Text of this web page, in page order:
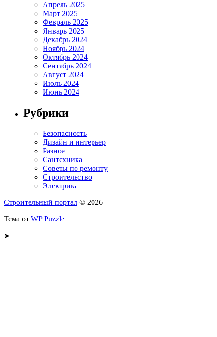
Апрель 2025
Март 2025
Февраль 2025
Январь 2025
Декабрь 2024
Ноябрь 2024
Октябрь 2024
Сентябрь 2024
Август 2024
Июль 2024
Июнь 2024
Рубрики
Безопасность
Дизайн и интерьер
Разное
Сантехника
Советы по ремонту
Строительство
Электрика
Строительный портал © 2026
Тема от WP Puzzle
➤